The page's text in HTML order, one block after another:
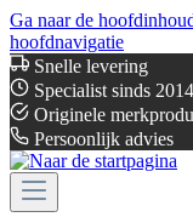
Ga naar de
hoofdnavigatie
Snelle levering
Specialist sinds 2014
Originele
Persoonlijk advies